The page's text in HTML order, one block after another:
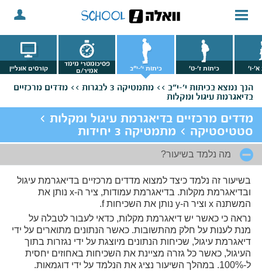
א'-ו' כיתות ז'-ט' כיתות י'-י"ב
פסיכומטרי מימד
אמיר/ם
קורסים אונליין
הנך נמצא בכיתות י'-י"ב >> מתמטיקה 3 לבגרות >>
מדדים מרכזיים
בדיאגרמת עיגול ומקלות
מדדים מרכזיים בדיאגרמת עיגול ומקלות >
סטטיסטיקה > מתמטיקה 3 יחידות
מה נלמד בשיעור?
בשיעור זה נלמד כיצד למצוא מדדים מרכזיים בדיאגרמת עיגול
ובדיאגרמת מקלות. בדיאגרמת עמודות, ציר ה-x נותן את
המשתנה x וציר ה-y נותן את השכיחות f.
נראה כי כאשר יש דיאגרמת מקלות, כדאי לעבור לטבלה על
מנת לענות על חלק מהתשובות. כאשר הנתונים מתוארים על ידי
דיאגרמת עיגול, שכיחות הנתונים מיוצגת על ידי נגזרות בתוך
העיגול, כאשר כל גזרה מציינת את השכיחות באחוזים יחסית
ל-100%. במהלך השיעור נציג את הנלמד על ידי דוגמאות.